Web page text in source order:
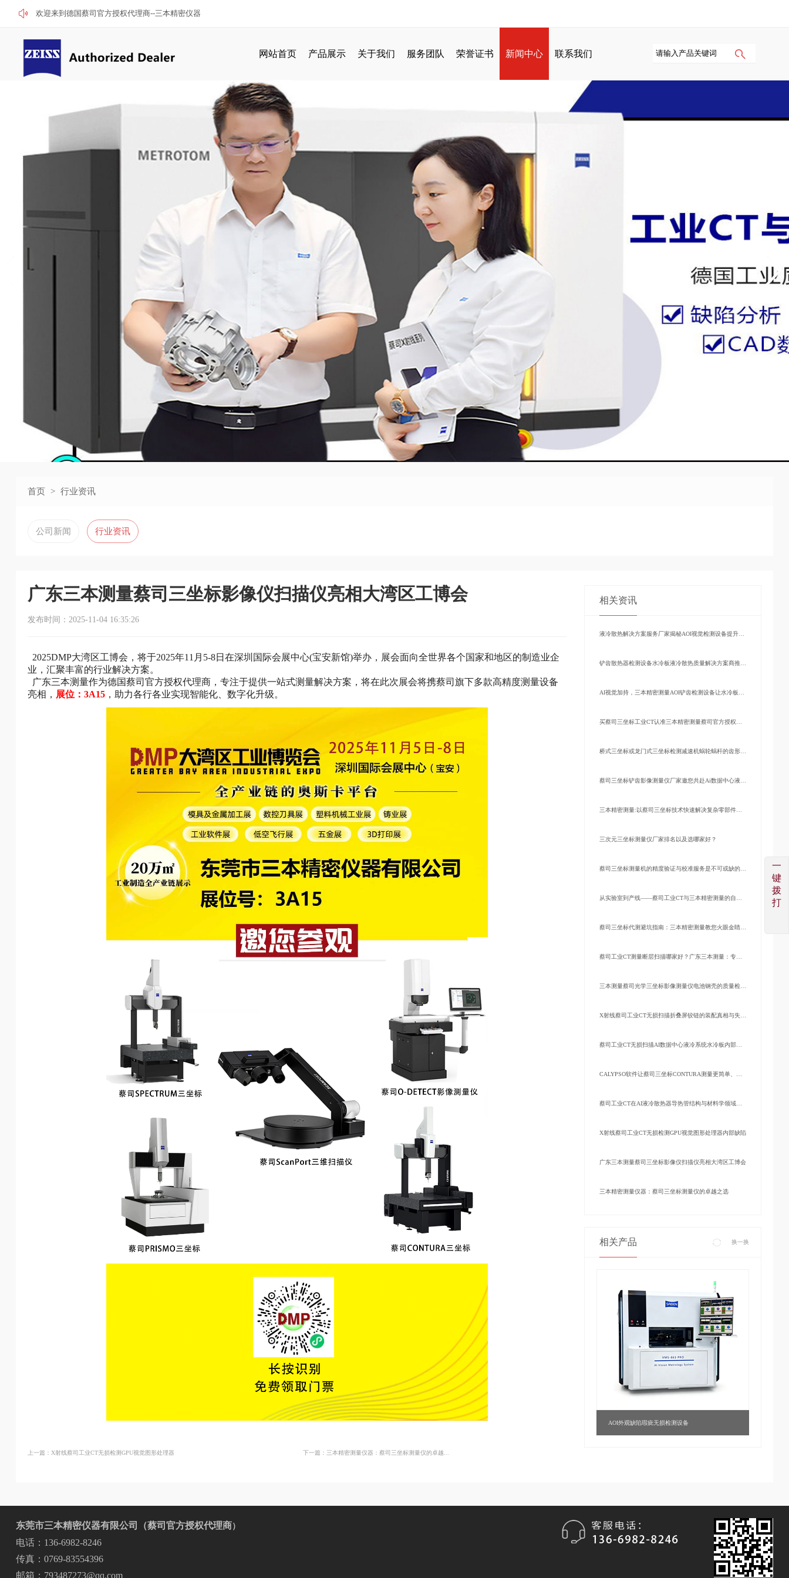
欢迎来到德国蔡司官方授权代理商--三本精密仪器
网站首页 产品展示 关于我们 服务团队 荣誉证书 新闻中心 联系我们
首页 > 行业资讯
公司新闻 行业资讯
广东三本测量蔡司三坐标影像仪扫描仪亮相大湾区工博会
发布时间：2025-11-04 16:35:26
2025DMP大湾区工博会，将于2025年11月5-8日在深圳国际会展中心(宝安新馆)举办，展会面向全世界各个国家和地区的制造业企
业，汇聚丰富的行业解决方案。
广东三本测量作为德国蔡司官方授权代理商，专注于提供一站式测量解决方案，将在此次展会将携蔡司旗下多款高精度测量设备
亮相， 展位：3A15，助力各行各业实现智能化、数字化升级。
上一篇：X射线蔡司工业CT无损检测GPU视觉图形处理器 下一篇：三本精密测量仪器：蔡司三坐标测量仪的卓越...
相关资讯
液冷散热解决方案服务厂家揭秘AOI视觉检测设备提升散热片铲齿良率的方法
铲齿散热器检测设备水冷板液冷散热质量解决方案商推荐广东三本测量
桥式三坐标或龙门式三坐标检测减速机蜗轮蜗杆的齿形齿向公差
三本精密测量:以蔡司三坐标技术快速解决复杂零部件检测难题
三次元三坐标测量仪厂家排名以及选哪家好？
蔡司三坐标测量机的精度验证与校准服务是不可或缺的环节
蔡司三坐标代测避坑指南：三本精密测量教您火眼金睛辨真伪
蔡司工业CT测量断层扫描哪家好？广东三本测量：专业工业CT无损检测机构
三本测量蔡司光学三坐标影像测量仪电池钢壳的质量检测方案
X射线蔡司工业CT无损扫描折叠屏铰链的装配真相与失效根源
蔡司工业CT无损扫描AI数据中心液冷系统水冷板内部结构缺陷
蔡司工业CT在AI液冷散热器导热管结构与材料学领域的深度分析
X射线蔡司工业CT无损检测GPU视觉图形处理器内部缺陷
广东三本测量蔡司三坐标影像仪扫描仪亮相大湾区工博会
三本精密测量仪器：蔡司三坐标测量仪的卓越之选
相关产品 换一换
AOI外观缺陷瑕疵无损检测设备
东莞市三本精密仪器有限公司（蔡司官方授权代理商）
电话：136-6982-8246
传真：0769-83554396
邮箱：793487273@qq.com
一
键
拨
打